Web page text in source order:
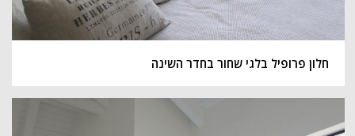
חלון פרופיל בלגי שחור בחדר השינה